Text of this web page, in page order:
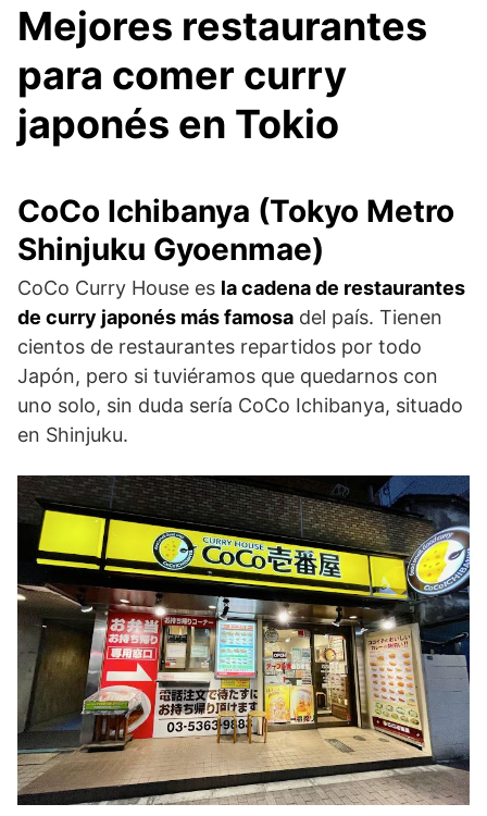
Mejores restaurantes
para comer curry
japonés en Tokio
CoCo Ichibanya (Tokyo Metro
Shinjuku Gyoenmae)
CoCo Curry House es la cadena de restaurantes
de curry japonés más famosa del país. Tienen
cientos de restaurantes repartidos por todo
Japón, pero si tuviéramos que quedarnos con
uno solo, sin duda sería CoCo Ichibanya, situado
en Shinjuku.